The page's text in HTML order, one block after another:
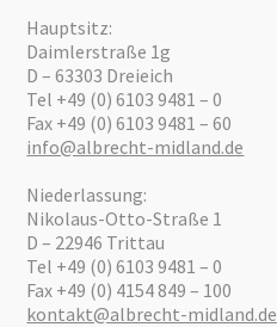
Hauptsitz:
Daimlerstraße 1g
D – 63303 Dreieich
Tel +49 (0) 6103 9481 – 0
Fax +49 (0) 6103 9481 – 60
info@albrecht-midland.de
Niederlassung:
Nikolaus-Otto-Straße 1
D – 22946 Trittau
Tel +49 (0) 6103 9481 – 0
Fax +49 (0) 4154 849 – 100
kontakt@albrecht-midland.de